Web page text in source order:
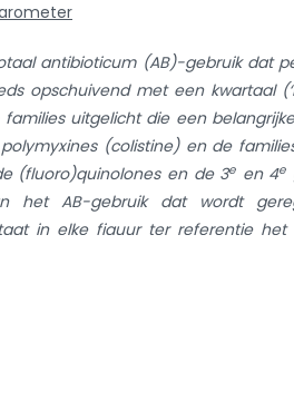
antibioticum (AB)-gebruik dat
opschuivend met een kwartaal
uitgelicht die een
(colistine) en de
(fluoro)quinolones en de 3e en 4e
AB-gebruik dat wordt
in elke figuur ter referentie